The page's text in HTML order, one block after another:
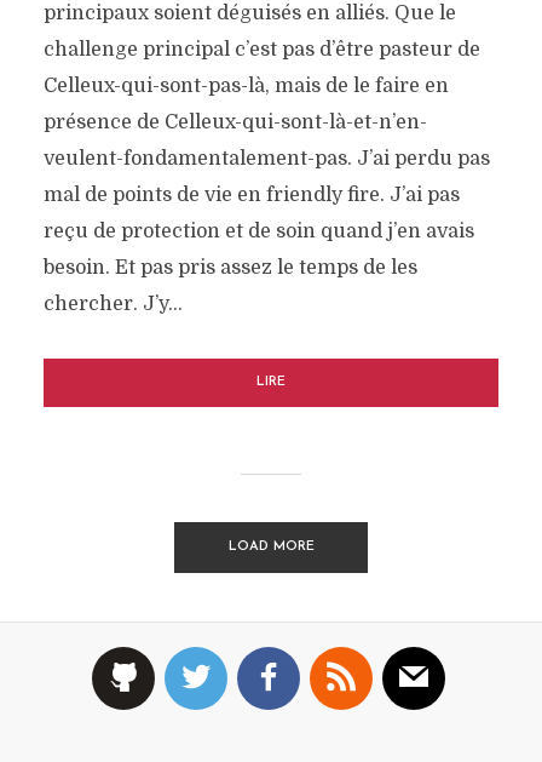
principaux soient déguisés en alliés. Que le
challenge principal c’est pas d’être pasteur de
Celleux-qui-sont-pas-là, mais de le faire en
présence de Celleux-qui-sont-là-et-n’en-
veulent-fondamentalement-pas. J’ai perdu pas
mal de points de vie en friendly fire. J’ai pas
reçu de protection et de soin quand j’en avais
besoin. Et pas pris assez le temps de les
chercher. J’y…
LIRE
LOAD MORE